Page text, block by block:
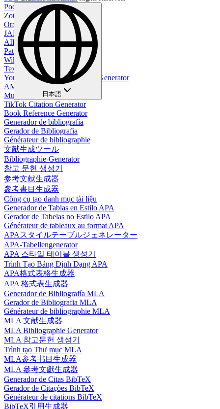
Podcast Citation Generator
Zotero Citation Generator
Oral Citation Generator
JAMA Citation Generator
AIP Citation Generator
Patent Citation Generator
Wikipedia Citation Generator
Textbook Citation Generator
YouTube Video APA Citation Generator
AMS Citation Generator
Music Citation Generator
TikTok Citation Generator
Book Reference Generator
Generador de bibliografía
Gerador de Bibliografia
Générateur de bibliographie
文献生成ツール
Bibliographie-Generator
참고 문헌 생성기
参考文献生成器
參考書目生成器
Công cụ tạo danh mục tài liệu
Generador de Tablas en Estilo APA
Gerador de Tabelas no Estilo APA
Générateur de tableaux au format APA
APAスタイルテーブルジェネレーター
APA-Tabellengenerator
APA 스타일 테이블 생성기
Trình Tạo Bảng Định Dạng APA
APA格式表格生成器
APA 格式表生成器
Generador de Bibliografía MLA
Gerador de Bibliografia MLA
Générateur de bibliographie MLA
MLA 文献生成器
MLA Bibliographie Generator
MLA 참고문헌 생성기
Trình tạo Thư mục MLA
MLA参考书目生成器
MLA 參考文獻生成器
Generador de Citas BibTeX
Gerador de Citações BibTeX
Générateur de citations BibTeX
BibTeX引用生成器
日本語